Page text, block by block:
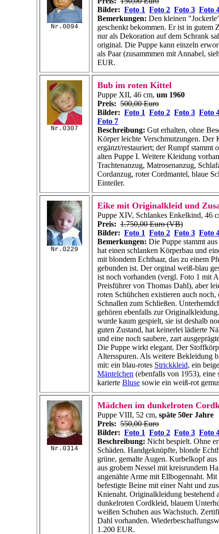
Nr.0094
Bilder: Foto 1 Foto 2 Foto 3 Foto
Bemerkungen: Den kleinen
geschenkt bekommen. Er ist in gutem
nur als Dekoration auf dem Schrank
original. Die Puppe kann einzeln
als Paar (zusammmen mit Annabel,
EUR.
Nr.0307
Bub im roten Kittel
Puppe XII, 46 cm, um 1960
Preis: 500,00 Euro
Bilder: Foto 1 Foto 2 Foto 3 Foto
Foto 7
Beschreibung: Gut erhalten, ohne
Körper leichte Verschmutzungen. Der
ergänzt/restauriert; der Rumpf stammt
alten Puppe I. Weitere Kleidung
Trachtenanzug, Matrosenanzug,
Cordanzug, roter Cordmantel, blaue
Einteiler.
Nr.0229
Eike mit Originalkleid und
Puppe XIV, Schlankes Enkelkind, 46
Preis: 1.750,00 Euro (VB)
Bilder: Foto 1 Foto 2 Foto 3 Foto
Bemerkungen: Die Puppe stammt
hat einen schlanken Körperbau und
mit blondem Echthaar, das zu einem
gebunden ist. Der orginal weiß-blau
ist noch vorhanden (vergl. Foto 1 mit
Preisführer von Thomas Dahl), aber
roten Schühchen existieren auch noch,
Schnallen zum Schließen.
gehören ebenfalls zur
wurde kaum gespielt, sie ist deshalb
guten Zustand, hat keinerlei lädierte
und eine noch saubere, zart
Die Puppe wirkt elegant. Der
Altersspuren. Als weitere Bekleidung
mit: ein blau-rotes Strickkleid, ein
Mäntelchen (ebenfalls von 1953), eine
karierte Bluse sowie ein weiß-rot
Nr.0314
Mädchen im dunkelroten
Puppe VIII, 52 cm, späte 50er Jahre
Preis: 550,00 Euro
Bilder: Foto 1 Foto 2 Foto 3 Foto
Beschreibung: Nicht bespielt. Ohne
Schäden. Handgeknüpfte, blonde
grüne, gemalte Augen. Kurbelkopf
aus grobem Nessel mit kreisrundem
angenähte Arme mit Ellbogennaht. Mit
befestigte Beine mit einer Naht und
Knienaht. Originalkleidung bestehend
dunkelroten Cordkleid, blauem
weißen Schuhen aus Wachstuch.
Dahl vorhanden.
1.200 EUR.